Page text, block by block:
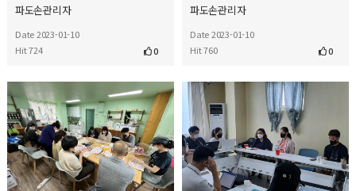
파도손관리자
Date 2023-01-10
Hit 724
0
파도손관리자
Date 2023-01-10
Hit 760
0